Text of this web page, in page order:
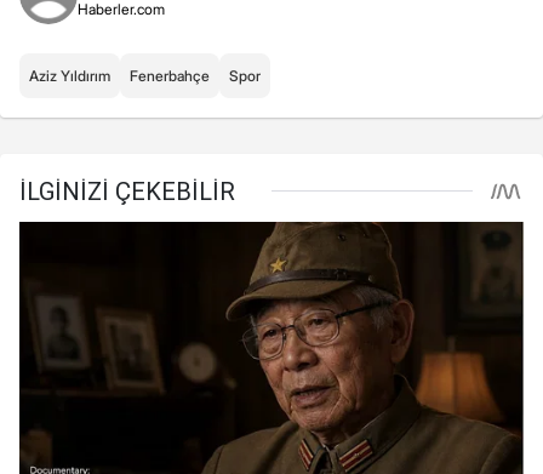
Haberler.com
Aziz Yıldırım Fenerbahçe Spor